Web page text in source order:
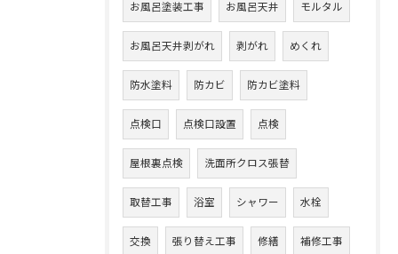
お風呂塗装工事 お風呂天井 モルタル
お風呂天井剥がれ 剥がれ めくれ
防水塗料 防カビ 防カビ塗料
点検口 点検口設置 点検
屋根裏点検 洗面所クロス張替
取替工事 浴室 シャワー 水栓
交換 張り替え工事 修繕 補修工事